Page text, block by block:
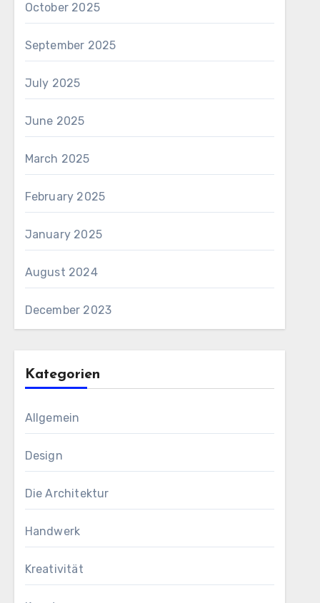
October 2025
September 2025
July 2025
June 2025
March 2025
February 2025
January 2025
August 2024
December 2023
Kategorien
Allgemein
Design
Die Architektur
Handwerk
Kreativität